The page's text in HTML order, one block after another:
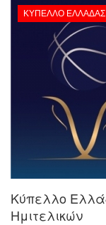
ΚΎΠΕΛΛΟ ΕΛΛΆΔΑΣ
Κύπελλο
Ημιτελικών